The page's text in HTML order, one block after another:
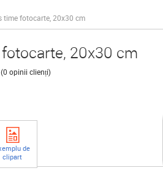
time fotocarte, 20x30 cm
20x30 cm
0 opinii clienți)
de
clipart